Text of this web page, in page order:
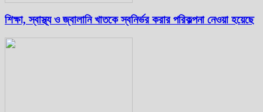
শিক্ষা, স্বাস্থ্য ও জ্বালানি খাতকে স্বনির্ভর করার পরিকল্পনা নেওয়া হয়েছে